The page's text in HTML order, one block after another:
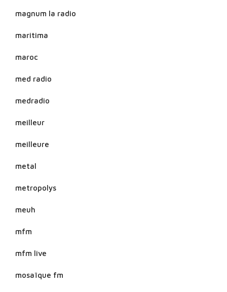
magnum la radio
maritima
maroc
med radio
medradio
meilleur
meilleure
metal
metropolys
meuh
mfm
mfm live
mosaïque fm